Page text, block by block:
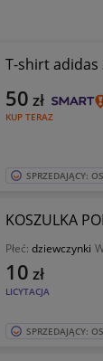
T-shirt adidas
KUP TERAZ
50 zł
SPRZEDAJĄCY:
KOSZULKA
Płeć: dziewczynki
LICYTACJA
10 zł
SPRZEDAJĄCY: